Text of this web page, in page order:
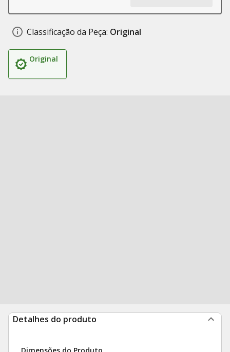
Classificação da Peça: Original
Original
Detalhes do produto